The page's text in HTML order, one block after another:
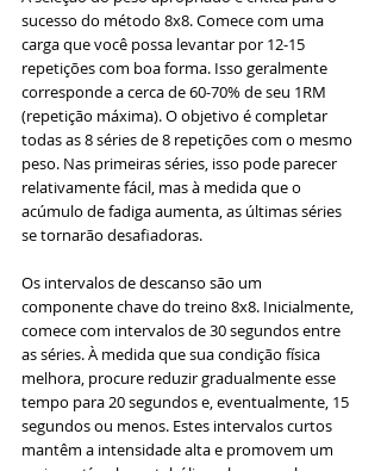
sucesso do método 8x8. Comece com uma
carga que você possa levantar por 12-15
repetições com boa forma. Isso geralmente
corresponde a cerca de 60-70% de seu 1RM
(repetição máxima). O objetivo é completar
todas as 8 séries de 8 repetições com o mesmo
peso. Nas primeiras séries, isso pode parecer
relativamente fácil, mas à medida que o
acúmulo de fadiga aumenta, as últimas séries
se tornarão desafiadoras.
Os intervalos de descanso são um
componente chave do treino 8x8. Inicialmente,
comece com intervalos de 30 segundos entre
as séries. À medida que sua condição física
melhora, procure reduzir gradualmente esse
tempo para 20 segundos e, eventualmente, 15
segundos ou menos. Estes intervalos curtos
mantêm a intensidade alta e promovem um